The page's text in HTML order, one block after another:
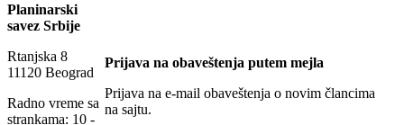
Planinarski
savez Srbije
Rtanjska 8
11120 Beograd
Radno vreme sa
strankama: 10 -
Prijava na obaveštenja putem mejla
Prijava na e-mail obaveštenja o novim člancima
na sajtu.